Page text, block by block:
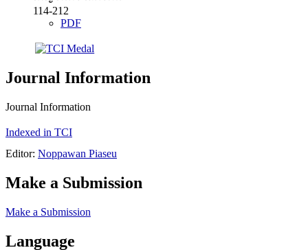
114-212
PDF
Journal Information
Journal Information
Indexed in TCI
Editor: Noppawan Piaseu
Make a Submission
Make a Submission
Language